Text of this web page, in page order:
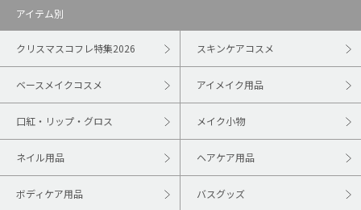
アイテム別
クリスマスコフレ特集2026 スキンケアコスメ
ベースメイクコスメ アイメイク用品
口紅・リップ・グロス メイク小物
ネイル用品 ヘアケア用品
ボディケア用品 バスグッズ